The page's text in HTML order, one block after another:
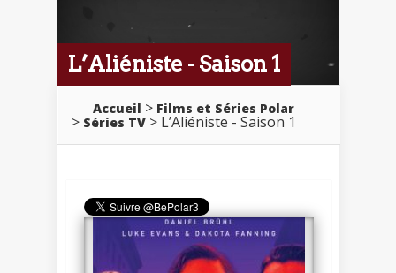
L’Aliéniste - Saison 1
Accueil
Films et Séries Polar
Séries TV
L’Aliéniste - Saison 1